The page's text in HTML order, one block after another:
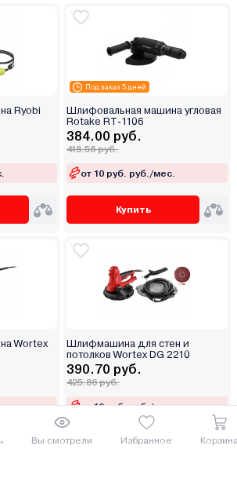
Вы смотрели Избранное
Ryobi
Под заказ 5 дней
Шлифовальная машина угловая
Rotake RT-1106
384.00 руб.
418.56 руб.
от 10 руб. руб./мес.
Купить
Wortex
Шлифмашина для стен и
потолков Wortex DG 2210
390.70 руб.
425.86 руб.
от 10 руб. руб./мес.
Купить